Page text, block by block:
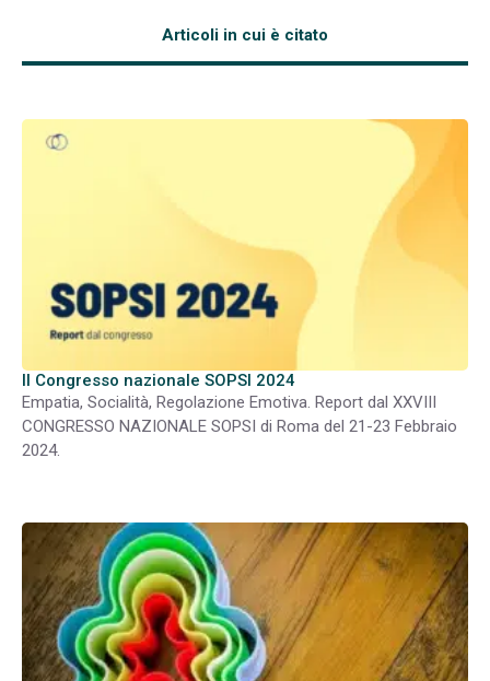
Articoli in cui è citato
Il Congresso nazionale SOPSI 2024
Empatia, Socialità, Regolazione Emotiva. Report dal XXVIII
CONGRESSO NAZIONALE SOPSI di Roma del 21-23 Febbraio
2024.